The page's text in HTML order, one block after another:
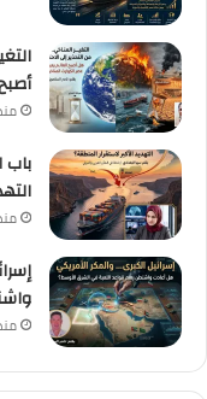
باب
منذ 3